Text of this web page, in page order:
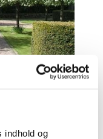
indhold og
på